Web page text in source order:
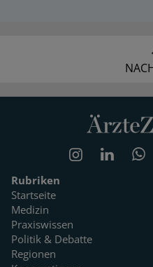
Rubriken
Startseite
Medizin
Praxiswissen
Politik & Debatte
Regionen